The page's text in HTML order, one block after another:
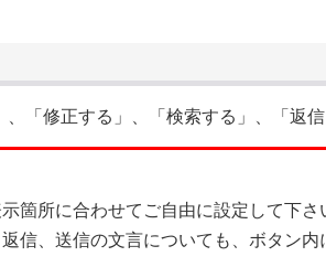
「修正する」、「検索する」、「返
所に合わせてご自由に設定して下さ
、送信の文言についても、ボタン内